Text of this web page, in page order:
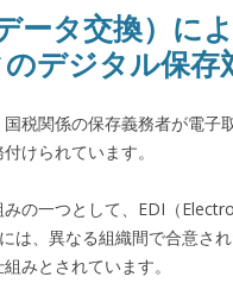
ータ交換）に
デジタル保存
税関係の保存義務者が電
けられています。
の一つとして、EDI（
は、異なる組織間で合意さ
みとされています。